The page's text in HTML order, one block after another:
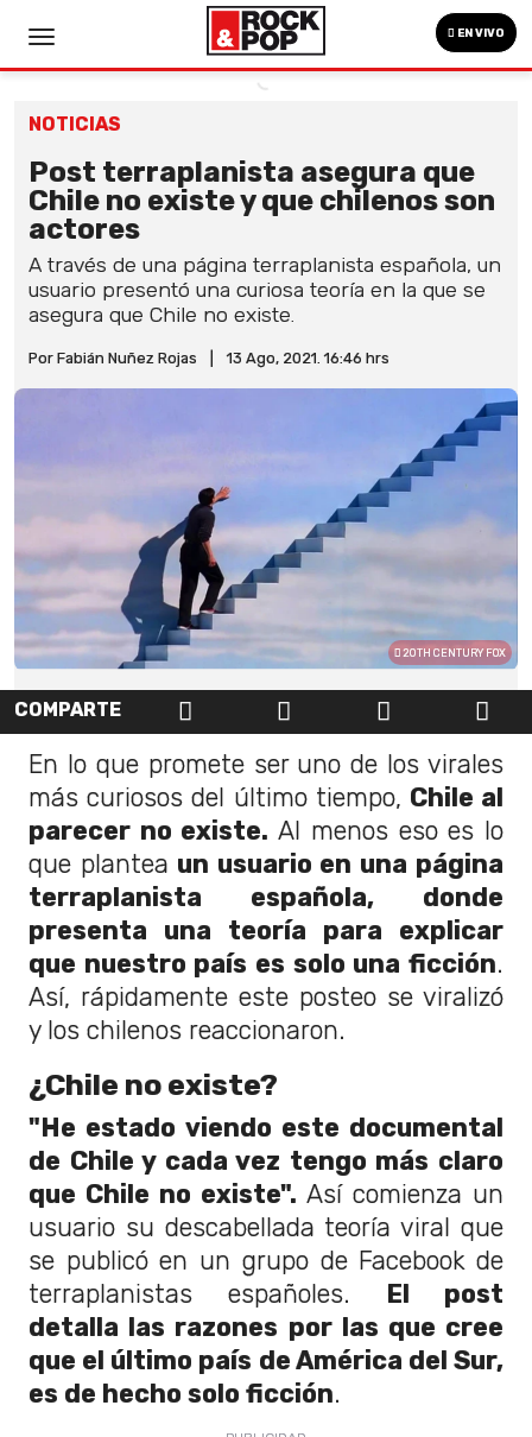
EN VIVO
NOTICIAS
Post terraplanista asegura que
Chile no existe y que chilenos son
actores
A través de una página terraplanista española, un
usuario presentó una curiosa teoría en la que se
asegura que Chile no existe.
Por Fabián Nuñez Rojas 13 Ago, 2021. 16:46 hrs
20TH CENTURY FOX
COMPARTE
En lo que promete ser uno de los virales
más curiosos del último tiempo, Chile al
parecer no existe. Al menos eso es lo
que plantea un usuario en una página
terraplanista española, donde
presenta una teoría para explicar
que nuestro país es solo una ficción.
Así, rápidamente este posteo se viralizó
y los chilenos reaccionaron.
¿Chile no existe?
"He estado viendo este documental
de Chile y cada vez tengo más claro
que Chile no existe". Así comienza un
usuario su descabellada teoría viral que
se publicó en un grupo de Facebook de
terraplanistas españoles. El post
detalla las razones por las que cree
que el último país de América del Sur,
es de hecho solo ficción.